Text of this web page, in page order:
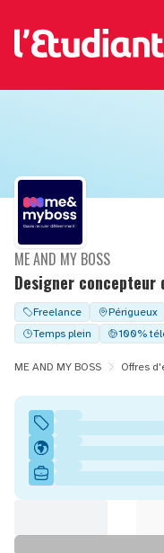
Designer
ME AND MY BOSS
Freelance Périgueux
Temps plein
100%
ME AND MY BOSS Offres